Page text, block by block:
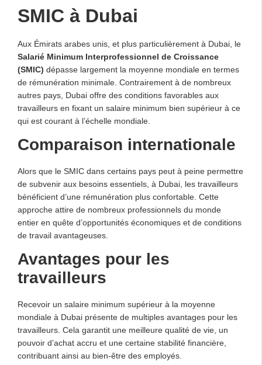
SMIC à Dubai
Aux Émirats arabes unis, et plus particulièrement à Dubai, le
Salarié Minimum Interprofessionnel de Croissance
(SMIC) dépasse largement la moyenne mondiale en termes
de rémunération minimale. Contrairement à de nombreux
autres pays, Dubai offre des conditions favorables aux
travailleurs en fixant un salaire minimum bien supérieur à ce
qui est courant à l’échelle mondiale.
Comparaison internationale
Alors que le SMIC dans certains pays peut à peine permettre
de subvenir aux besoins essentiels, à Dubai, les travailleurs
bénéficient d’une rémunération plus confortable. Cette
approche attire de nombreux professionnels du monde
entier en quête d’opportunités économiques et de conditions
de travail avantageuses.
Avantages pour les
travailleurs
Recevoir un salaire minimum supérieur à la moyenne
mondiale à Dubai présente de multiples avantages pour les
travailleurs. Cela garantit une meilleure qualité de vie, un
pouvoir d’achat accru et une certaine stabilité financière,
contribuant ainsi au bien-être des employés.